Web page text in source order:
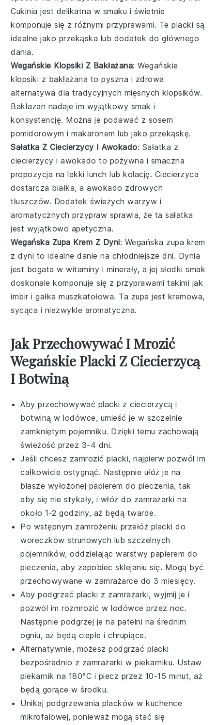
Cukinia jest delikatna w smaku i świetnie
komponuje się z różnymi przyprawami. Te placki są
idealne jako przekąska lub dodatek do głównego
dania.
Wegańskie Klopsiki Z Bakłażana: Wegańskie
klopsiki z bakłażana to pyszna i zdrowa
alternatywa dla tradycyjnych mięsnych klopsików.
Bakłażan nadaje im wyjątkowy smak i
konsystencję. Można je podawać z sosem
pomidorowym i makaronem lub jako przekąskę.
Sałatka Z Ciecierzycy I Awokado: Sałatka z
ciecierzycy i awokado to pożywna i smaczna
propozycja na lekki lunch lub kolację. Ciecierzyca
dostarcza białka, a awokado zdrowych
tłuszczów. Dodatek świeżych warzyw i
aromatycznych przypraw sprawia, że ta sałatka
jest wyjątkowo apetyczna.
Wegańska Zupa Krem Z Dyni: Wegańska zupa krem
z dyni to idealne danie na chłodniejsze dni. Dynia
jest bogata w witaminy i minerały, a jej słodki smak
doskonale komponuje się z przyprawami takimi jak
imbir i gałka muszkatołowa. Ta zupa jest kremowa,
sycąca i niezwykle aromatyczna.
Jak Przechowywać I Mrozić
Wegańskie Placki Z Ciecierzycą
I Botwiną
Aby przechowywać placki z ciecierzycą i
botwiną w lodówce, umieść je w szczelnie
zamkniętym pojemniku. Dzięki temu zachowają
świeżość przez 3-4 dni.
Jeśli chcesz zamrozićplacki, najpierw pozwól im
całkowicie ostygnąć. Następnie ułóż je na
blasze wyłożonej papierem do pieczenia, tak
aby się nie stykały, i włóż do zamrażarki na
około 1-2 godziny, aż będą twarde.
Po wstępnym zamrożeniu przełóż placki do
woreczków strunowych lub szczelnych
pojemników, oddzielając warstwy papierem do
pieczenia, aby zapobiec sklejaniu się. Mogą być
przechowywane w zamrażarce do 3 miesięcy.
Aby podgrzać placki z zamrażarki, wyjmij je i
pozwól im rozmrozić w lodówce przez noc.
Następnie podgrzej je na patelni na średnim
ogniu, aż będą ciepłe i chrupiące.
Alternatywnie, możesz podgrzać placki
bezpośrednio z zamrażarki w piekarniku. Ustaw
piekarnik na 180°C i piecz przez 10-15 minut, aż
będą gorące w środku.
Unikaj podgrzewaniaplacków w kuchence
mikrofalowej, ponieważ mogą stać się